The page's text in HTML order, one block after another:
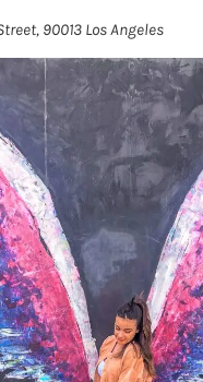
90013 Los Angeles